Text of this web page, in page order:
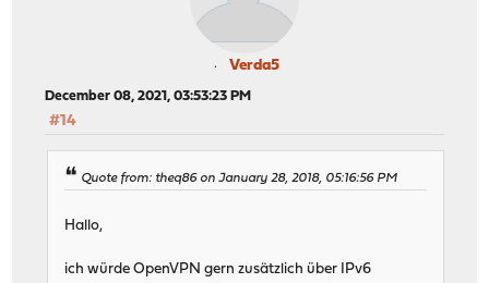
Verda5
December 08, 2021, 03:53:23 PM
#14
Quote from: theq86 on January 28, 2018, 05:16:56 PM
Hallo,
ich würde OpenVPN gern zusätzlich über IPv6